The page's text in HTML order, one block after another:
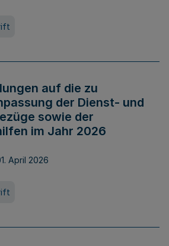
auf die zu
der Dienst- und
sowie der
im Jahr 2026
April 2026